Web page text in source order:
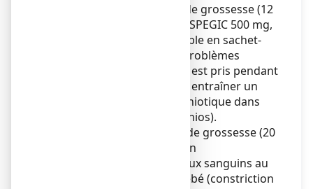
À partir de 2 mois et demi de grossesse (12
semaines d’aménorrhée), ASPEGIC 500 mg,
poudre pour solution buvable en sachet-
dose peut provoquer des problèmes
rénaux chez votre bébé, s’il est pris pendant
plusieurs jours, ce qui peut entraîner un
faible niveau du liquide amniotique dans
lequel il se trouve (oligoamnios).
mois de grossesse (20
semaines d’aménorrhée), un
rétrécissement des vaisseaux sanguins au
niveau du cœur de votre bébé (constriction